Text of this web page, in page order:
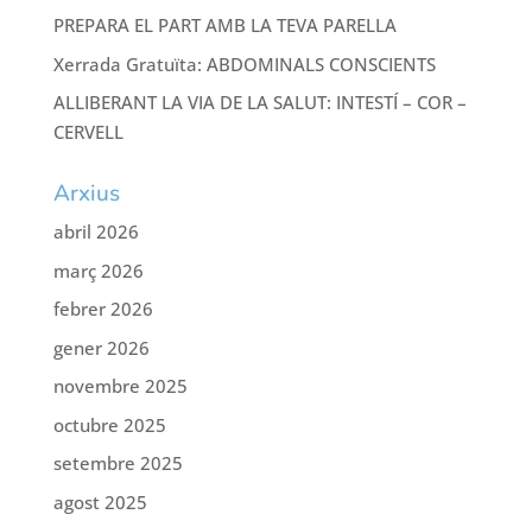
PREPARA EL PART AMB LA TEVA PARELLA
Xerrada Gratuïta: ABDOMINALS CONSCIENTS
ALLIBERANT LA VIA DE LA SALUT: INTESTÍ – COR –
CERVELL
Arxius
abril 2026
març 2026
febrer 2026
gener 2026
novembre 2025
octubre 2025
setembre 2025
agost 2025